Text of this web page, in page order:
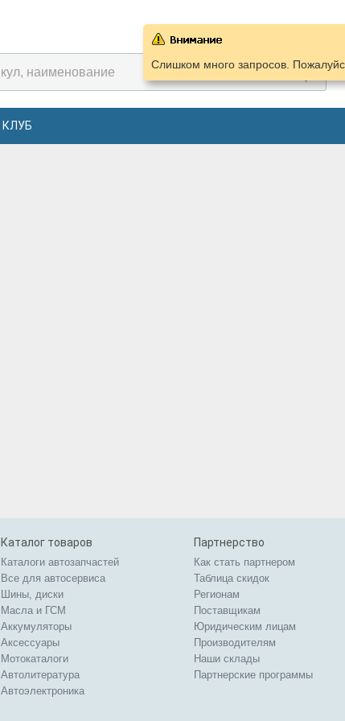
КЛУБ
Слишком много запросов.
Каталог товаров
Каталоги автозапчастей
Все для автосервиса
Шины, диски
Масла и ГСМ
Аккумуляторы
Аксессуары
Мотокаталоги
Автолитература
Автоэлектроника
Партнерство
Как стать партнером
Таблица скидок
Регионам
Поставщикам
Юридическим лицам
Производителям
Наши склады
Партнерские программы